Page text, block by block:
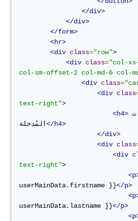
</div>
</div>
</form>
<hr>
<div class="row">
<div class="col-
col-sm-offset-2 col-md-6 col-
<div class=
<div class
text-right">
<h4>
المُدخلة </h4>
</div>
<div class
<div
text-right">
userMainData.firstname }}</p>
userMainData.lastname }}</p>